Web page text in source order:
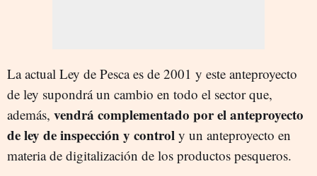
La actual Ley de Pesca es de 2001 y este anteproyecto
de ley supondrá un cambio en todo el sector que,
además, vendrá complementado por el anteproyecto
de ley de inspección y control y un anteproyecto en
materia de digitalización de los productos pesqueros.